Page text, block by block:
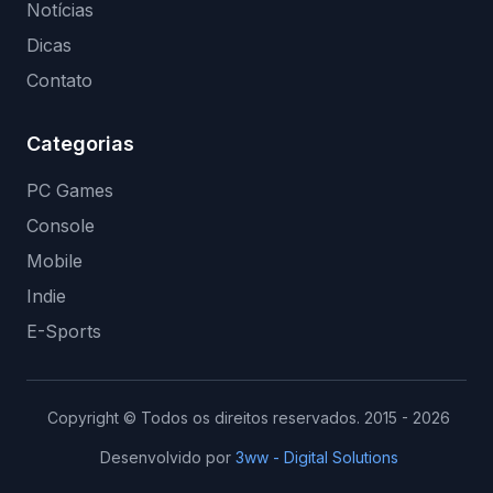
Notícias
Dicas
Contato
Categorias
PC Games
Console
Mobile
Indie
E-Sports
Copyright © Todos os direitos reservados. 2015 - 2026
Desenvolvido por 3ww - Digital Solutions